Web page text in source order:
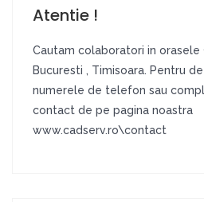
Atentie !
Cautam colaboratori in orasele
Bucuresti , Timisoara. Pentru
numerele de telefon sau
contact de pe pagina noastra
www.cadserv.ro\contact